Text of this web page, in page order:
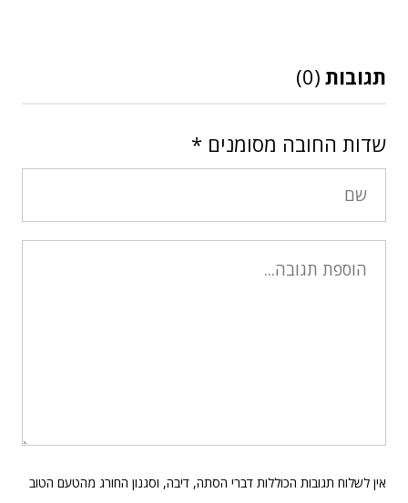
תגובות (0)
שדות החובה מסומנים *
אין לשלוח תגובות הכוללות דברי הסתה, דיבה, וסגנון החורג מהטעם הטוב